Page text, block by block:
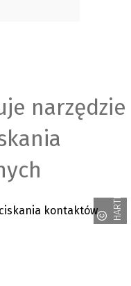
narzędzie
HARTING